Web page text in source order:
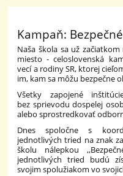
Kampaň:
Naša škola sa už
miesto - celoslovenská
vecí a rodiny SR, ktorej
im, kam sa môžu bezpečne
Všetky zapojené
bez sprievodu dospelej
alebo sprostredkovať
Dnes spoločne s
jednotlivých tried na znak
školu nálepkou
jednotlivých tried budú
svojim spolužiakom vo